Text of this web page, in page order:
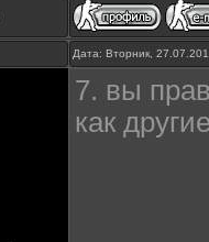
Дата: Вторник,
7. вы
как